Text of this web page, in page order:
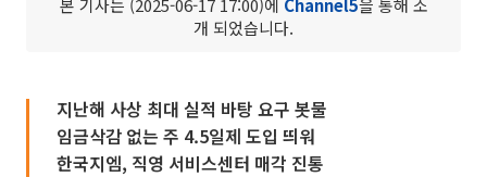
본 기사는 (2025-06-17 17:00)에 Channel5을 통해 소
개 되었습니다.
지난해 사상 최대 실적 바탕 요구 봇물
임금삭감 없는 주 4.5일제 도입 띄워
한국지엠, 직영 서비스센터 매각 진통